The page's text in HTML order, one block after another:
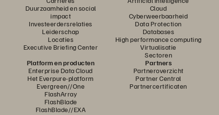
Duurzaamheid en social
impact
Investeerdersrelaties
Leiderschap
Locaties
Executive Briefing Center
Cloud
Cyberweerbaarheid
Data Protection
Databases
High performance computing
Virtualisatie
Sectoren
Platform en producten
Enterprise Data Cloud
Het Everpure-platform
Evergreen//One
FlashArray
FlashBlade
FlashBlade//EXA
Partners
Partneroverzicht
Partner Central
Partnercertificaten